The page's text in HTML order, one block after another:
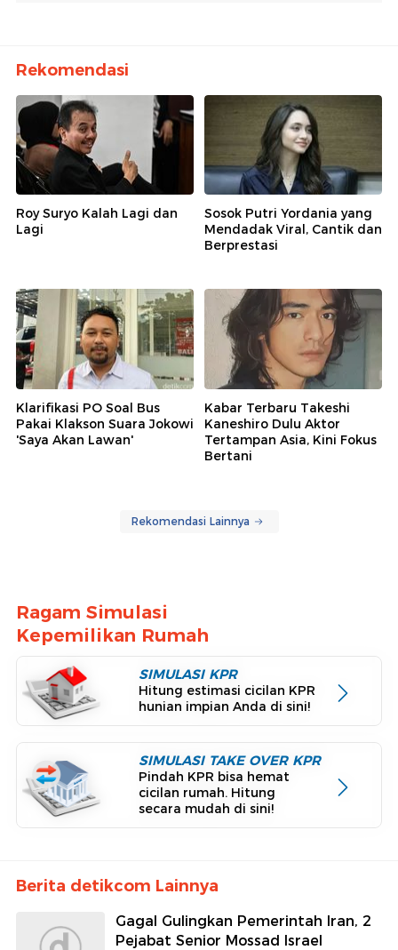
Rekomendasi
Roy Suryo Kalah Lagi dan
Lagi
Sosok Putri Yordania yang
Mendadak Viral, Cantik dan
Berprestasi
Klarifikasi PO Soal Bus
Pakai Klakson Suara Jokowi
'Saya Akan Lawan'
Kabar Terbaru Takeshi
Kaneshiro Dulu Aktor
Tertampan Asia, Kini Fokus
Bertani
Rekomendasi Lainnya
Ragam Simulasi
Kepemilikan Rumah
SIMULASI KPR
Hitung estimasi cicilan KPR
hunian impian Anda di sini!
SIMULASI TAKE OVER KPR
Pindah KPR bisa hemat
cicilan rumah. Hitung
secara mudah di sini!
Berita detikcom Lainnya
Gagal Gulingkan Pemerintah Iran, 2
Pejabat Senior Mossad Israel